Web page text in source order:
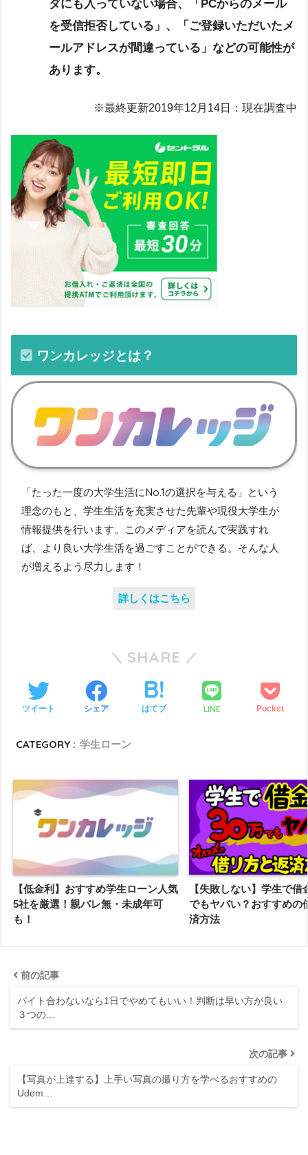
ダにも入っていない場合、「PCからのメール
を受信拒否している」、「ご登録いただいたメ
ールアドレスが間違っている」などの可能性が
あります。
※最終更新2019年12月14日：現在調査中
ワンカレッジとは？
「たった一度の大学生活にNo.1の選択を与える」という
理念のもと、学生生活を充実させた先輩や現役大学生が
情報提供を行います。このメディアを読んで実践すれ
ば、より良い大学生活を過ごすことができる。そんな人
が増えるよう尽力します！
詳しくはこちら
SHARE
ツイート シェア はてブ LINE Pocket
CATEGORY : 学生ローン
【低金利】おすすめ学生ローン人気
5社を厳選！親バレ無・未成年可
も！
【失敗しない】学生で借
でもヤバい？おすすめの
済方法
前の記事
バイト合わないなら1日でやめてもいい！判断は早い方が良い
３つの…
次の記事
【写真が上達する】上手い写真の撮り方を学べるおすすめの
Udem…